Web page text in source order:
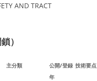
AND TRACT
）
主分類
公開/登録
年
技術要点